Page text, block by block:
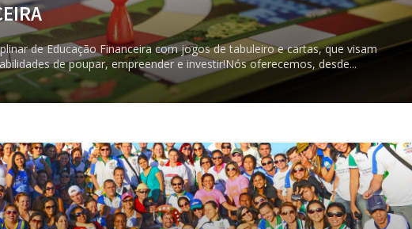
de Educação Financeira com jogos de tabuleiro e cartas, que visam
de poupar, empreender e investir!Nós oferecemos, desde...